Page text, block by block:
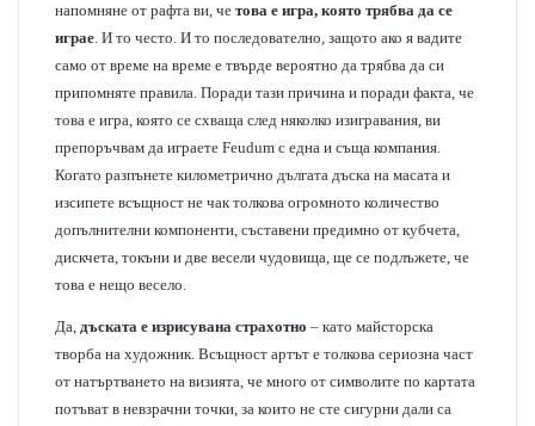
напомняне от рафта ви, че това е игра, която трябва да се
играе. И то често. И то последователно, защото ако я вадите
само от време на време е твърде вероятно да трябва да си
припомняте правила. Поради тази причина и поради факта, че
това е игра, която се схваща след няколко изигравания, ви
препоръчвам да играете Feudum с една и съща компания.
Когато разпънете километрично дългата дъска на масата и
изсипете всъщност не чак толкова огромното количество
допълнителни компоненти, съставени предимно от кубчета,
дискчета, токъни и две весели чудовища, ще се подлъжете, че
това е нещо весело.
Да, дъската е изрисувана страхотно – като майсторска
творба на художник. Всъщност артът е толкова сериозна част
от натъртването на визията, че много от символите по картата
потъват в невзрачни точки, за които не сте сигурни дали са